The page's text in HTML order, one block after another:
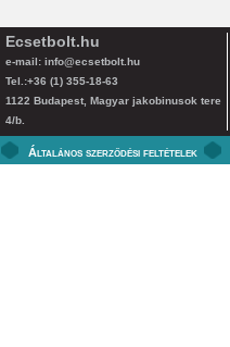
Ecsetbolt.hu
e-mail: info@ecsetbolt.hu
Tel.:+36 (1) 355-18-63
1122 Budapest, Magyar jakobinusok tere
4/b.
Általános szerződési feltételek